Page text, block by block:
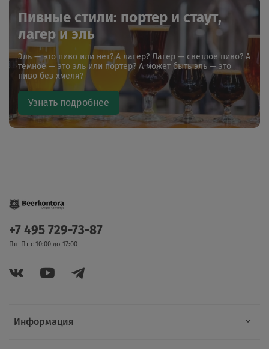
Пивные стили: портер и стаут,
лагер и эль
Эль — это пиво или нет? А лагер? Лагер — светлое пиво? А
темное — это эль или портер? А может быть эль — это
пиво без хмеля?
Узнать подробнее
Информация
+7 495 729-73-87
Пн-Пт с 10:00 до 17:00